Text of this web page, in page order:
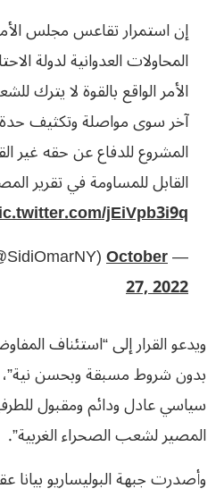
إن استمرار تقاعس مجلس
المحاولات العدوانية لدولة
الأمر الواقع بالقوة لا يترك
آخر سوى مواصلة وتكثيف
المشروع للدفاع عن حقه غير
القابل للمساومة في تقرير
jEiVpb3i9q
— Amb. Sidi Omar (@SidiOmarNY)
October
27, 2022
ويدعو القرار إلى “استئناف
بدون شروط مسبقة وبحسن
سياسي عادل ودائم ومقبول
المصير لشعب الصحراء الغربية”.
وأصدرت جبهة البوليساريو